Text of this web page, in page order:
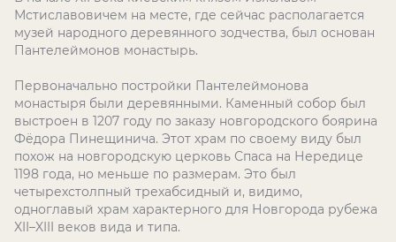
Мстиславовичем на месте, где сейчас располагается
музей народного деревянного зодчества, был основан
Пантелеймонов монастырь.
Первоначально постройки Пантелеймонова
монастыря были деревянными. Каменный собор был
выстроен в 1207 году по заказу новгородского боярина
Фёдора Пинещинича. Этот храм по своему виду был
похож на новгородскую церковь Спаса на Нередице
1198 года, но меньше по размерам. Это был
четырехстолпный трехабсидный и, видимо,
одноглавый храм характерного для Новгорода рубежа
XII–XIII веков вида и типа.